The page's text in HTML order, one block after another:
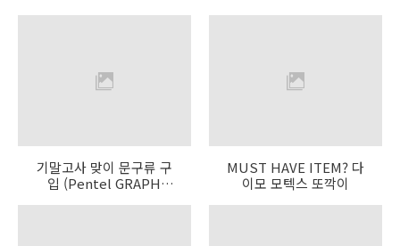
기말고사 맞이 문구류 구
입 (Pentel GRAPH
MUST HAVE ITEM? 다
이모 모텍스 또깍이